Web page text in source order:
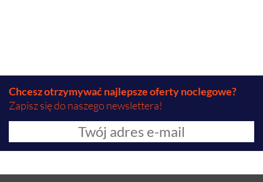
Chcesz otrzymywać najlepsze oferty noclegowe?
Zapisz się do naszego newslettera!